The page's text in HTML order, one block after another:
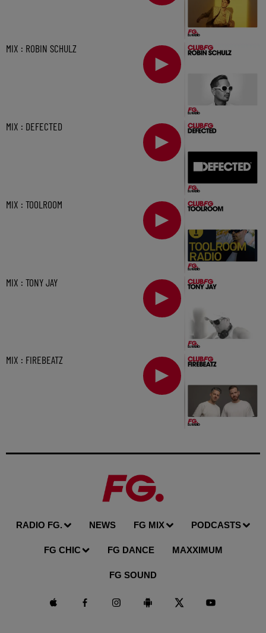
MIX : ROBIN SCHULZ
MIX : DEFECTED
MIX : TOOLROOM
MIX : TONY JAY
MIX : FIREBEATZ
RADIO FG. NEWS FG MIX PODCASTS
FG CHIC FG DANCE MAXXIMUM
FG SOUND